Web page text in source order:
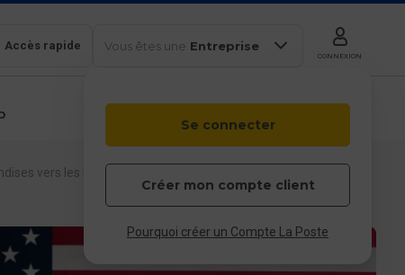
Accès rapide
ligne
& service client
Vous êtes une Entreprise
Particulier
collectivités
CONNEXION
Se connecter
Créer mon compte client
Pourquoi créer un Compte La Poste
vers les Etats-Unis